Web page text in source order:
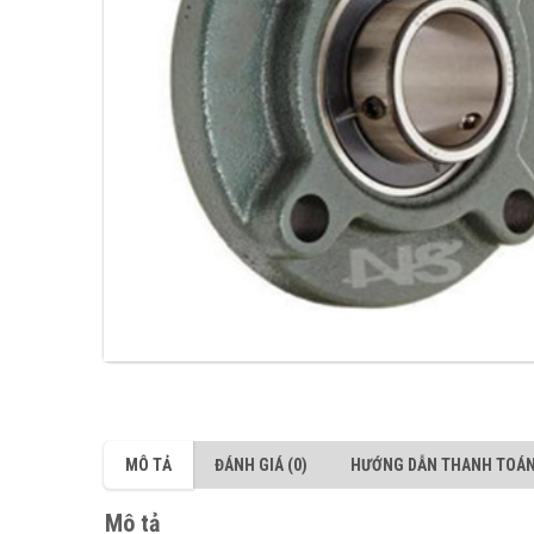
MÔ TẢ ĐÁNH GIÁ (0) HƯỚNG DẪN THANH TOÁN
Mô tả